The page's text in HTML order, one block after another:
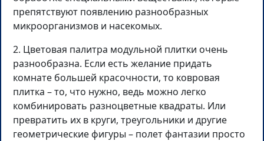
препятствуют появлению разнообразных
микроорганизмов и насекомых.
2. Цветовая палитра модульной плитки очень
разнообразна. Если есть желание придать
комнате большей красочности, то ковровая
плитка – то, что нужно, ведь можно легко
комбинировать разноцветные квадраты. Или
превратить их в круги, треугольники и другие
геометрические фигуры – полет фантазии просто